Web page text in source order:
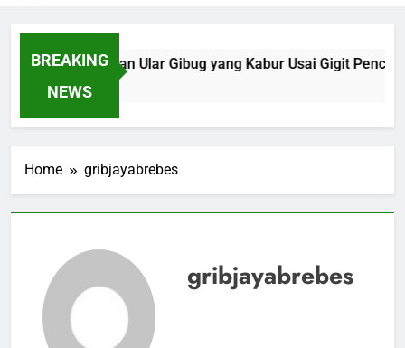
BREAKING
NEWS
Penampakan Ular Gibug yang Kabur Usai Gigit Pencari
4 Months Ago
Home gribjayabrebes
gribjayabrebes